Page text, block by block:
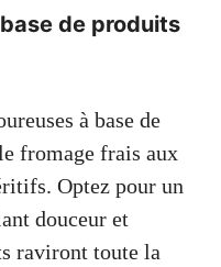
de produits
à base de
fromage frais aux
Optez pour un
douceur et
raviront toute la